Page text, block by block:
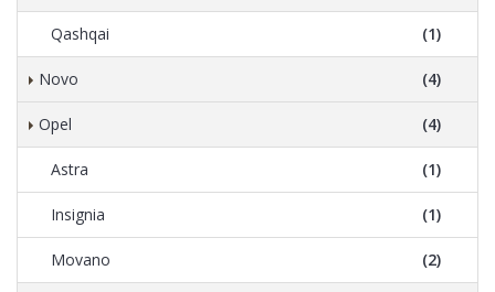
Qashqai (1)
Novo (4)
Opel (4)
Astra (1)
Insignia (1)
Movano (2)